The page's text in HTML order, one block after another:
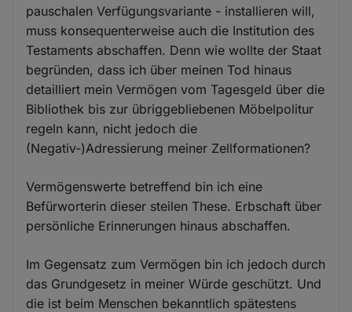
pauschalen Verfügungsvariante - installieren will,
muss konsequenterweise auch die Institution des
Testaments abschaffen. Denn wie wollte der Staat
begründen, dass ich über meinen Tod hinaus
detailliert mein Vermögen vom Tagesgeld über die
Bibliothek bis zur übriggebliebenen Möbelpolitur
regeln kann, nicht jedoch die
(Negativ-)Adressierung meiner Zellformationen?
Vermögenswerte betreffend bin ich eine
Befürworterin dieser steilen These. Erbschaft über
persönliche Erinnerungen hinaus abschaffen.
Im Gegensatz zum Vermögen bin ich jedoch durch
das Grundgesetz in meiner Würde geschützt. Und
die ist beim Menschen bekanntlich spätestens